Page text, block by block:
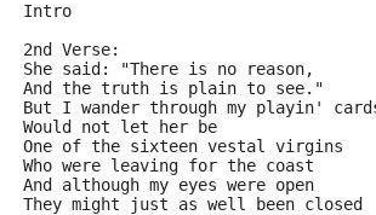
Intro
2nd Verse:
She said: "There is no reason,
And the truth is plain to see."
But I wander through my playin'
Would not let her be
One of the sixteen vestal virgins
Who were leaving for the coast
And although my eyes were open
They might just as well been closed